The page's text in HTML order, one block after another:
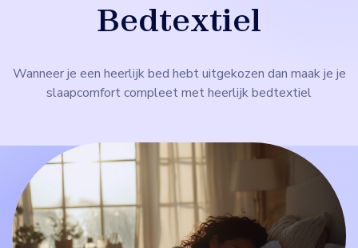
Bedtextiel
Wanneer je een heerlijk bed hebt uitgekozen dan maak je je
slaapcomfort compleet met heerlijk bedtextiel